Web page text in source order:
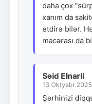
daha çox
xanım da
etdirə bilər.
macərası da
Səid Elnarli
Şərhinizi